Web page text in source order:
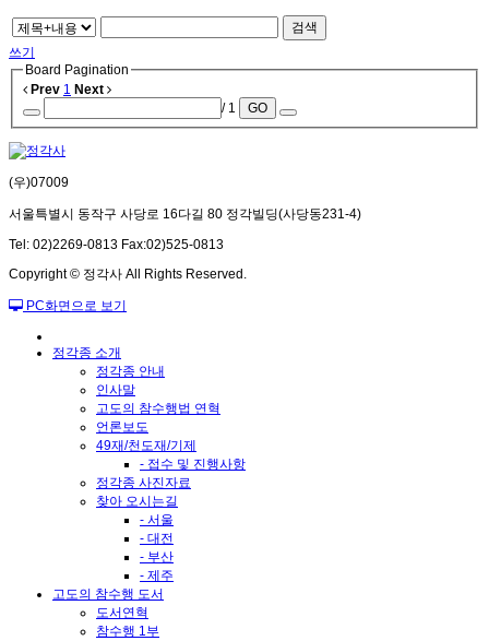
검색
쓰기
Board Pagination
Prev 1 Next
/ 1
GO
(우)07009
서울특별시 동작구 사당로 16다길 80 정각빌딩(사당동231-4)
Tel: 02)2269-0813 Fax:02)525-0813
Copyright © 정각사 All Rights Reserved.
PC화면으로 보기
정각종 소개
정각종 안내
인사말
고도의 참수행법 연혁
언론보도
49재/천도재/기제
- 접수 및 진행사항
정각종 사진자료
찾아 오시는길
- 서울
- 대전
- 부산
- 제주
고도의 참수행 도서
도서연혁
참수행 1부